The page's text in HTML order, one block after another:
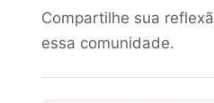
Compartilhe sua
essa comunidade.